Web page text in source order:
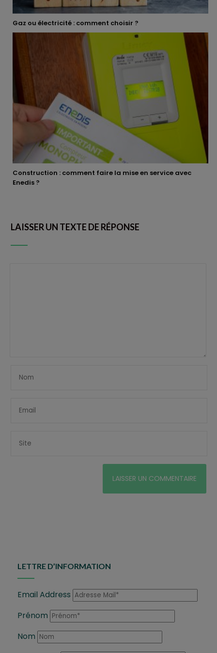
Gaz ou électricité : comment choisir ?
Construction : comment faire la mise en service avec
Enedis ?
LAISSER UN TEXTE DE RÉPONSE
LETTRE D’INFORMATION
Email Address
Prénom
Nom